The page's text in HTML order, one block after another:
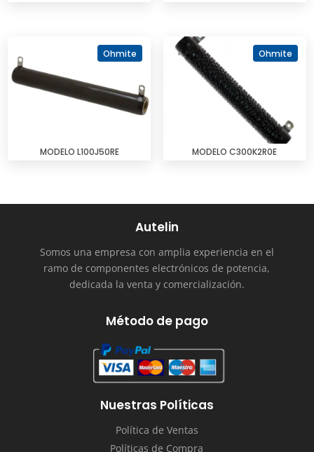
Ohmite
MODELO L100J50RE
Ohmite
MODELO C300K2R0E
Autelin
Somos una empresa con amplia experiencia en el
ramo de componentes electrónicos de potencia,
dedicada la venta y comercialización.
Método de pago
Nuestras Políticas
Política de Ventas
Políticas de Compra